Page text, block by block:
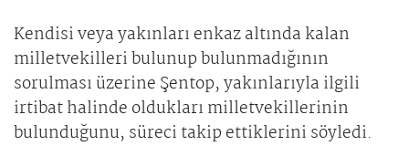
Kendisi veya yakınları enkaz altında kalan
milletvekilleri bulunup bulunmadığının
sorulması üzerine Şentop, yakınlarıyla ilgili
irtibat halinde oldukları milletvekillerinin
bulunduğunu, süreci takip ettiklerini söyledi.